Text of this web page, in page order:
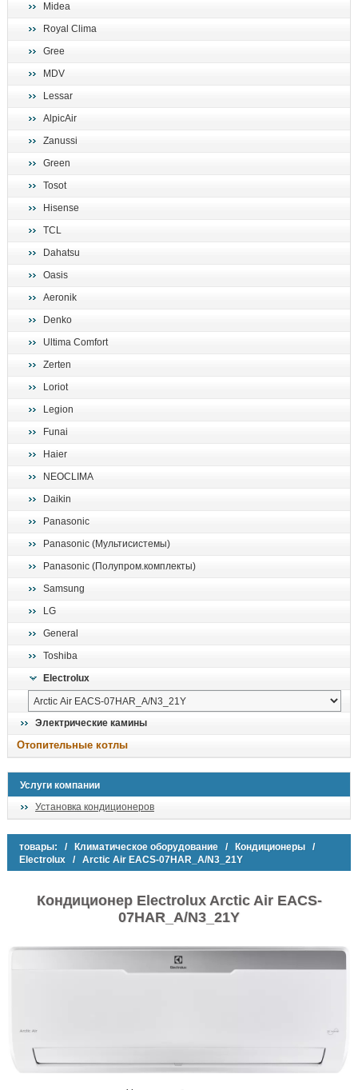
Midea
Royal Clima
Gree
MDV
Lessar
AlpicAir
Zanussi
Green
Tosot
Hisense
TCL
Dahatsu
Oasis
Aeronik
Denko
Ultima Comfort
Zerten
Loriot
Legion
Funai
Haier
NEOCLIMA
Daikin
Panasonic
Panasonic (Мультисистемы)
Panasonic (Полупром.комплекты)
Samsung
LG
General
Toshiba
Electrolux
Электрические камины
Отопительные котлы
Услуги компании
Установка кондиционеров
товары: / Климатическое оборудование / Кондиционеры /
Electrolux / Arctic Air EACS-07HAR_A/N3_21Y
Кондиционер Electrolux Arctic Air EACS-
07HAR_A/N3_21Y